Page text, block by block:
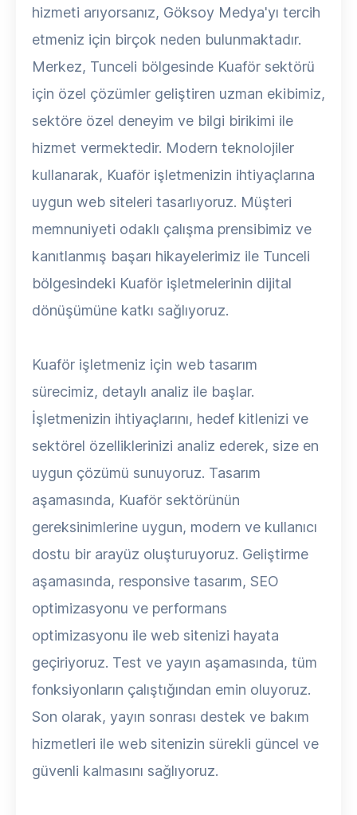
hizmeti arıyorsanız, Göksoy Medya'yı tercih
etmeniz için birçok neden bulunmaktadır.
Merkez, Tunceli bölgesinde Kuaför sektörü
için özel çözümler geliştiren uzman ekibimiz,
sektöre özel deneyim ve bilgi birikimi ile
hizmet vermektedir. Modern teknolojiler
kullanarak, Kuaför işletmenizin ihtiyaçlarına
uygun web siteleri tasarlıyoruz. Müşteri
memnuniyeti odaklı çalışma prensibimiz ve
kanıtlanmış başarı hikayelerimiz ile Tunceli
bölgesindeki Kuaför işletmelerinin dijital
dönüşümüne katkı sağlıyoruz.
Kuaför işletmeniz için web tasarım
sürecimiz, detaylı analiz ile başlar.
İşletmenizin ihtiyaçlarını, hedef kitlenizi ve
sektörel özelliklerinizi analiz ederek, size en
uygun çözümü sunuyoruz. Tasarım
aşamasında, Kuaför sektörünün
gereksinimlerine uygun, modern ve kullanıcı
dostu bir arayüz oluşturuyoruz. Geliştirme
aşamasında, responsive tasarım, SEO
optimizasyonu ve performans
optimizasyonu ile web sitenizi hayata
geçiriyoruz. Test ve yayın aşamasında, tüm
fonksiyonların çalıştığından emin oluyoruz.
Son olarak, yayın sonrası destek ve bakım
hizmetleri ile web sitenizin sürekli güncel ve
güvenli kalmasını sağlıyoruz.